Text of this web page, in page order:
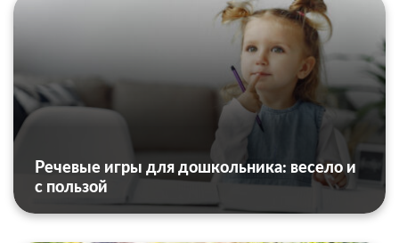
Речевые игры для дошкольника: весело и
с пользой